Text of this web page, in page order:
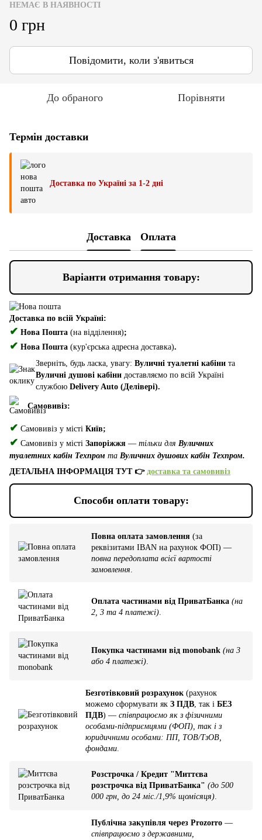
НЕМАЄ В НАЯВНОСТІ
0 грн
Повідомити, коли з'явиться
До обраного Порівняти
Термін доставки
Доставка по Україні за 1-2 дні
Доставка Оплата
Варіанти отримання товару:
Доставка по всій Україні:
✔ Нова Пошта (на відділення);
✔ Нова Пошта (кур'єрська адресна доставка).
Зверніть, будь ласка, увагу: Вуличні туалетні кабіни та
Вуличні душові кабіни доставляємо по всій Україні
службою Delivery Auto (Делівері).
Самовивіз:
✔ Самовивіз у місті Київ;
✔ Самовивіз у місті Запоріжжя — тільки для Вуличних
туалетних кабін Техпром та Вуличних душових кабін Техпром.
ДЕТАЛЬНА ІНФОРМАЦІЯ ТУТ 👉 доставка та самовивіз
Способи оплати товару:
Повна оплата замовлення (за
реквізитами IBAN на рахунок ФОП) —
повна передоплата всієї вартості
замовлення
Оплата частинами від ПриватБанка (на
2, 3 та 4 платежі)
Покупка частинами від monobank (на 3
або 4 платежі)
Безготівковий розрахунок (рахунок
можемо сформувати як З ПДВ , так і БЕЗ
ПДВ) — співпрацюємо як з фізичними
особами-підприємцями (ФОП), так і з
юридичними особами: ПП, ТОВ/ТзОВ,
фондами
Розстрочка / Кредит "Миттєва
розстрочка від ПриватБанка" (до 500
000 грн, до 24 міс./1,9% щомісяця).
Публічна закупівля через Prozorro —
співпрацюємо з державними,